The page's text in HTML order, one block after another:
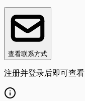
查看联系方式
注册并登录后即可查看